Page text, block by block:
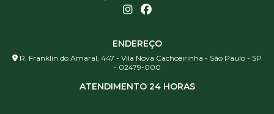
ENDEREÇO
R. Franklin do Amaral, 447 - Vila Nova Cachoeirinha - São Paulo - SP
- 02479-000
ATENDIMENTO 24 HORAS